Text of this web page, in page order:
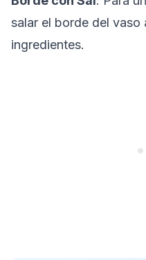
salar el borde del vaso
ingredientes.